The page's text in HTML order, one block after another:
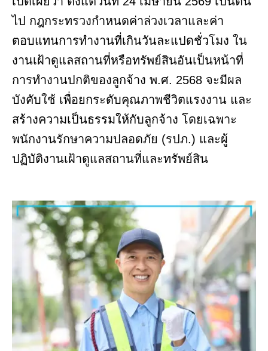
ไป กฎกระทรวงกำหนดค่าล่วงเวลาและค่า
ตอบแทนการทำงานที่เกินวันละแปดชั่วโมง ใน
งานเฝ้าดูแลสถานที่หรือทรัพย์สินอันเป็นหน้าที่
การทำงานปกติของลูกจ้าง พ.ศ. 2568 จะมีผล
บังคับใช้ เพื่อยกระดับคุณภาพชีวิตแรงงาน และ
สร้างความเป็นธรรมให้กับลูกจ้าง โดยเฉพาะ
พนักงานรักษาความปลอดภัย (รปภ.) และผู้
ปฏิบัติงานเฝ้าดูแลสถานที่และทรัพย์สิน